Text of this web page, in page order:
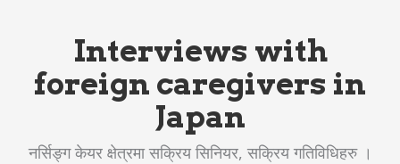
Interviews with
foreign caregivers in
Japan
नर्सिङ्ग केयर क्षेत्रमा सक्रिय सिनियर, सक्रिय गतिविधिहरु ।